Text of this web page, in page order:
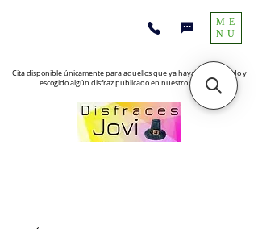
Cita disponible únicamente para aquellos que ya hayan encontrado y
escogido algún disfraz publicado en nuestro sitio web
ME
NU